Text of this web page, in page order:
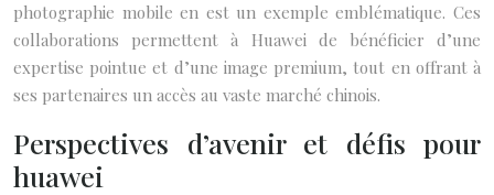
photographie mobile en est un exemple emblématique. Ces
collaborations permettent à Huawei de bénéficier d’une
expertise pointue et d’une image premium, tout en offrant à
ses partenaires un accès au vaste marché chinois.
Perspectives d’avenir et défis pour
huawei